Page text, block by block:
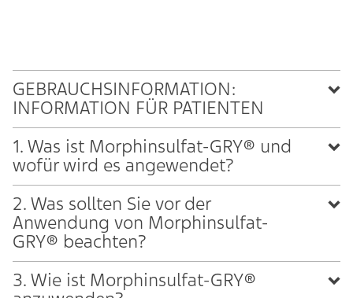
GEBRAUCHSINFORMATION:
INFORMATION FÜR PATIENTEN
1. Was ist Morphinsulfat-GRY® und
wofür wird es angewendet?
2. Was sollten Sie vor der
Anwendung von Morphinsulfat-
GRY® beachten?
3. Wie ist Morphinsulfat-GRY®